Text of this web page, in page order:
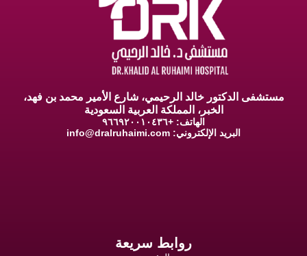
مستشفى الدكتور خالد الرحيمي، شارع الأمير محمد بن فهد،
الخبر، المملكة العربية السعودية
الهاتف: +٩٦٦٩٢٠٠١٠٤٣٦
البريد الإلكتروني: info@dralruhaimi.com
روابط سريعة